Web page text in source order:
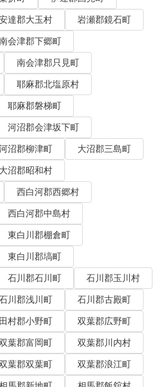
達郡大玉村
岩瀬郡鏡石町
会津郡下郷町
南会津郡只見町
耶麻郡北塩原村
耶麻郡磐梯町
河沼郡会津坂下町
沼郡柳津町
大沼郡三島町
大沼郡昭和村
西白河郡西郷村
西白河郡中島村
東白川郡棚倉町
東白川郡塙町
石川郡石川町
石川郡玉川村
川郡浅川町
石川郡古殿町
田村郡小野町
双葉郡広野町
葉郡富岡町
双葉郡川内村
葉郡双葉町
双葉郡浪江町